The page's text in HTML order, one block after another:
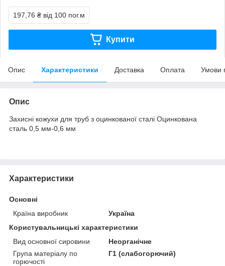
197,76 ₴ від 100 пог.м
Купити
Опис Характеристики Доставка Оплата Умови
Опис
Захисні кожухи для труб з оцинкованої сталі Оцинкована
сталь 0,5 мм-0,6 мм
Характеристики
Основні
Країна виробник
Україна
Користувальницькі характеристики
Вид основної сировини
Неорганічне
Група матеріалу по
горючості
Г1 (слабогорючий)